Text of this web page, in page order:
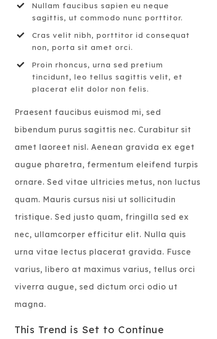
Nullam faucibus sapien eu neque
sagittis, ut commodo nunc porttitor.
Cras velit nibh, porttitor id consequat
non, porta sit amet orci.
Proin rhoncus, urna sed pretium
tincidunt, leo tellus sagittis velit, et
placerat elit dolor non felis.
Praesent faucibus euismod mi, sed
bibendum purus sagittis nec. Curabitur sit
amet laoreet nisl. Aenean gravida ex eget
augue pharetra, fermentum eleifend turpis
ornare. Sed vitae ultricies metus, non luctus
quam. Mauris cursus nisi ut sollicitudin
tristique. Sed justo quam, fringilla sed ex
nec, ullamcorper efficitur elit. Nulla quis
urna vitae lectus placerat gravida. Fusce
varius, libero at maximus varius, tellus orci
viverra augue, sed dictum orci odio ut
magna.
This Trend is Set to Continue